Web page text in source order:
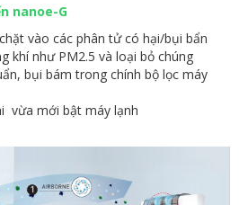
nanoe-G
vào các phân tử có hại/bụi bẩn
khí như PM2.5 và loại bỏ chúng
bụi bám trong chính bộ lọc máy
vừa mới bật máy lạnh